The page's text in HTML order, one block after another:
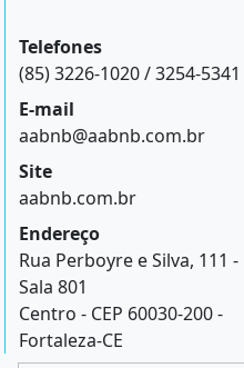
Telefones
(85) 3226-1020 / 3254-5341
E-mail
aabnb@aabnb.com.br
Site
aabnb.com.br
Endereço
Rua Perboyre e Silva, 111 -
Sala 801
Centro - CEP 60030-200 -
Fortaleza-CE